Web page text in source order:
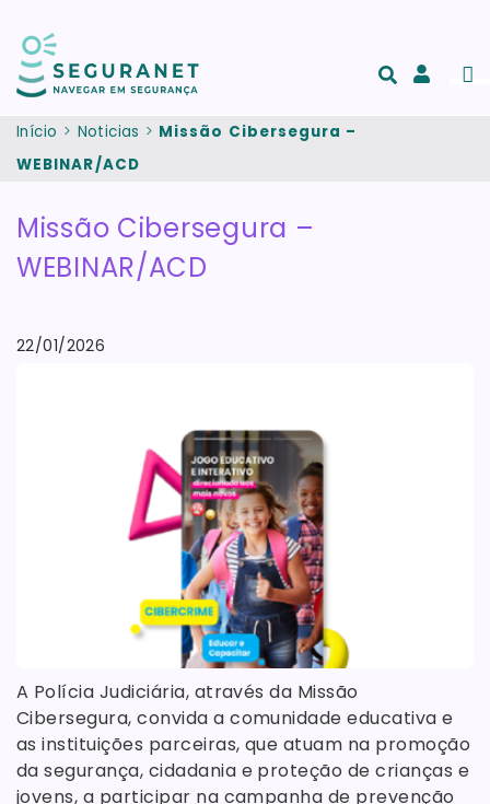
Início Noticias
Missão Cibersegura –
WEBINAR/ACD
Missão Cibersegura –
WEBINAR/ACD
22/01/2026
A Polícia Judiciária, através da Missão
Cibersegura, convida a comunidade educativa e
as instituições parceiras, que atuam na promoção
da segurança, cidadania e proteção de crianças e
jovens, a participar na campanha de prevenção